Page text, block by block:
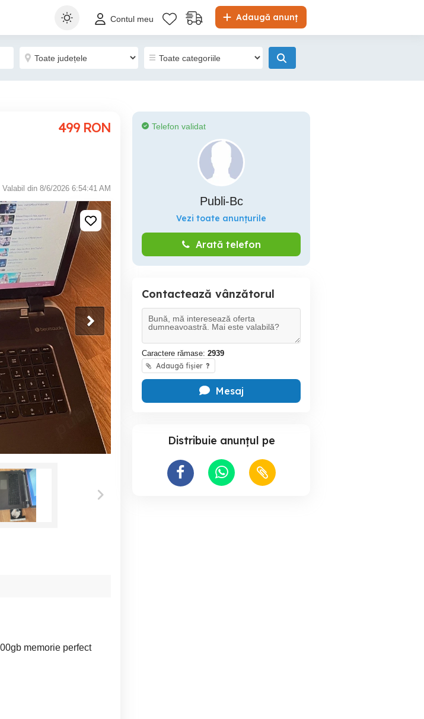
Adaugă anunț
Contul meu
499 RON
Valabil din 8/6/2026 6:54:41 AM
memorie perfect
Telefon validat
Publi-Bc
Vezi toate anunțurile
Arată telefon
Contactează vânzătorul
Caractere rămase: 2939
Adaugă fișier ?
Mesaj
Distribuie anunțul pe